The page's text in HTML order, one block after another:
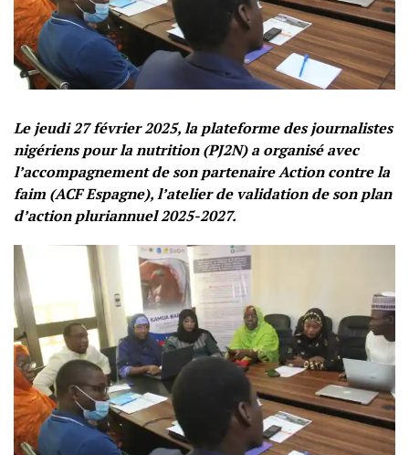
Le jeudi 27 février 2025, la plateforme des journalistes
nigériens pour la nutrition (PJ2N) a organisé avec
l’accompagnement de son partenaire Action contre la
faim (ACF Espagne), l’atelier de validation de son plan
d’action pluriannuel 2025-2027.